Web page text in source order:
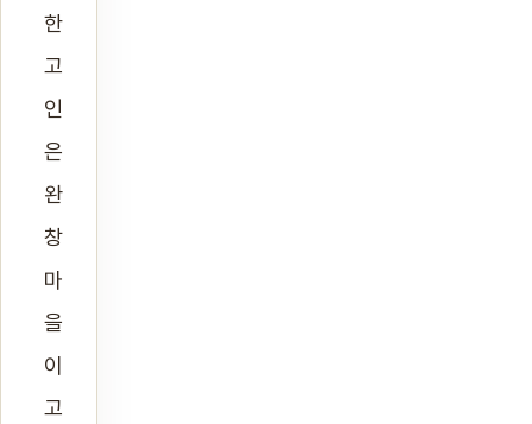
한
고
인
은
완
창
마
을
이
고